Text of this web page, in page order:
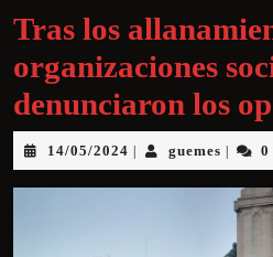
Tras los
organizaciones
denunciaron los
14/05/2024 guemes 0